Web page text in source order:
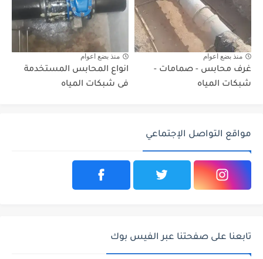
منذ بضع اعوام
غرف محابس - صمامات -
شبكات المياه
منذ بضع اعوام
انواع المحابس المستخدمة
فى شبكات المياه
مواقع التواصل الإجتماعي
تابعنا على صفحتنا عبر الفيس بوك